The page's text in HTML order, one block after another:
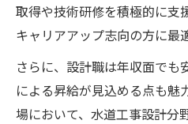
取得や技術研修を積極的に支
キャリアアップ志向の方に最
さらに、設計職は年収面でも
による昇給が見込める点も魅
場において、水道工事設計分